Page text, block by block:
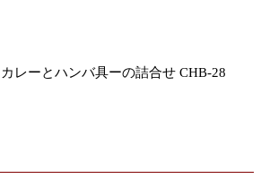
レーとハンバ具ーの詰合せ CHB-28